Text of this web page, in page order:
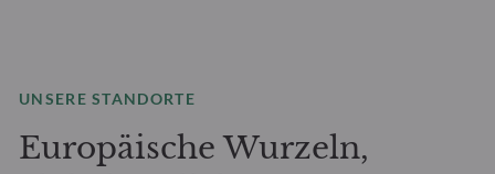
UNSERE STANDORTE
Europäische Wurzeln,